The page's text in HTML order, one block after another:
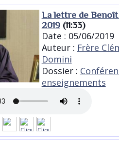
La lettre de Benoît
2019(11:33)
Date : 05/06/2019
Auteur : Frère
Domini
Dossier :
enseignements